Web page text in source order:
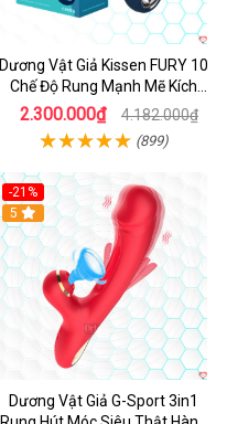
Dương Vật Giả Kissen FURY 10
Chế Độ Rung Mạnh Mẽ Kích
Thích
2.300.000₫ 4.182.000₫
(899)
-21%
Hot
5
Dương Vật Giả G-Sport 3in1